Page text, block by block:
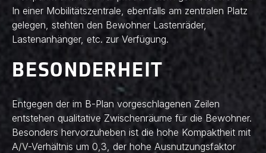
In einer Mobilitätszentrale, ebenfalls am zentralen Platz
gelegen, stehten den Bewohner Lastenräder,
Lastenanhänger, etc. zur Verfügung.
BESONDERHEIT
Entgegen der im B-Plan vorgeschlagenen Zeilen
entstehen qualitative Zwischenräume für die Bewohner.
Besonders hervorzuheben ist die hohe Kompaktheit mit
A/V-Verhältnis um 0,3, der hohe Ausnutzungsfaktor